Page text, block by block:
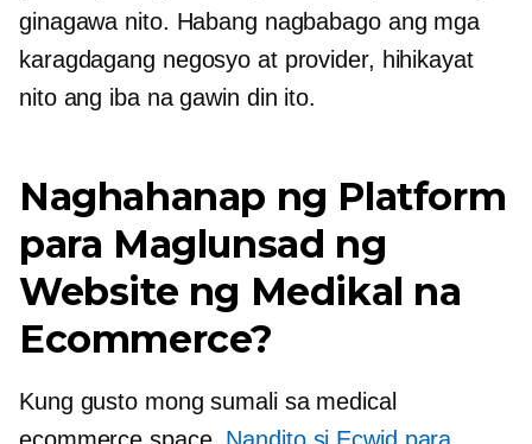
ginagawa nito. Habang nagbabago ang mga
karagdagang negosyo at provider, hihikayat
nito ang iba na gawin din ito.
Naghahanap ng Platform
para Maglunsad ng
Website ng Medikal na
Ecommerce?
Kung gusto mong sumali sa medical